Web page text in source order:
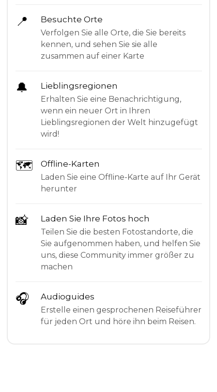
📍 Besuchte Orte
Verfolgen Sie alle Orte, die Sie bereits
kennen, und sehen Sie sie alle
zusammen auf einer Karte
🔔 Lieblingsregionen
Erhalten Sie eine Benachrichtigung,
wenn ein neuer Ort in Ihren
Lieblingsregionen der Welt hinzugefügt
wird!
🗺 Offline-Karten
Laden Sie eine Offline-Karte auf Ihr Gerät
herunter
📸 Laden Sie Ihre Fotos hoch
Teilen Sie die besten Fotostandorte, die
Sie aufgenommen haben, und helfen Sie
uns, diese Community immer größer zu
machen
🎧 Audioguides
Erstelle einen gesprochenen Reiseführer
für jeden Ort und höre ihn beim Reisen.